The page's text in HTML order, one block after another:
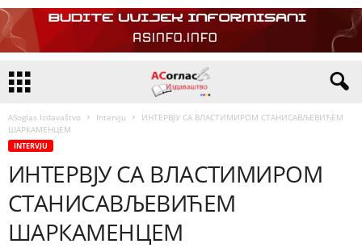
ASoglas Izdavaštvo Intervju
ИНТЕРВЈУ СА ВЛАСТИМИРОМ СТАНИСАВЉЕВИЋЕМ
ШАРКАМЕНЦЕМ
INTERVJU
ИНТЕРВЈУ СА ВЛАСТИМИРОМ
СТАНИСАВЉЕВИЋЕМ
ШАРКАМЕНЦЕМ